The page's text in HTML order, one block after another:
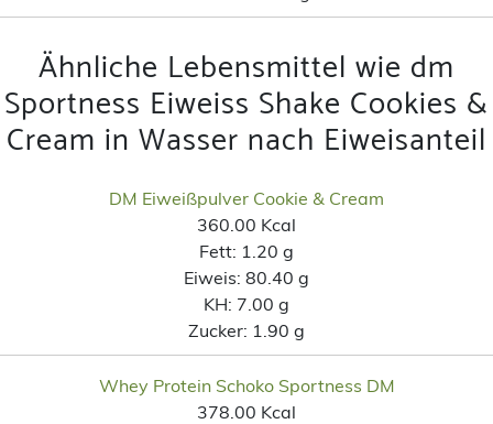
Ähnliche Lebensmittel wie dm
Sportness Eiweiss Shake Cookies &
Cream in Wasser nach Eiweisanteil
DM Eiweißpulver Cookie & Cream
360.00 Kcal
Fett: 1.20 g
Eiweis: 80.40 g
KH: 7.00 g
Zucker: 1.90 g
Whey Protein Schoko Sportness DM
378.00 Kcal